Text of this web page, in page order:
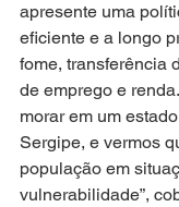
apresente uma
eficiente e a longo
fome, transferência
de emprego e
morar em um
Sergipe, e vermos
população em
vulnerabilidade”,